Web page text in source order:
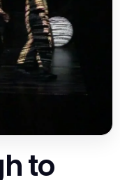
to